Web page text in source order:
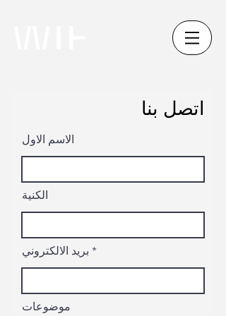
اتصل بنا
الاسم الاول
الكنية
بريد الالكتروني
موضوعات